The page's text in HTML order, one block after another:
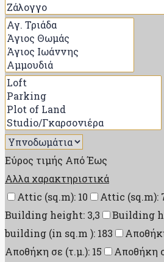
Εύρος τιμής ΑπόΈως
Αλλα χαρακτηριστικά
Attic (sq.m): 10
Attic (sq.m):
Building height: 3,3
Building
building (in sq.m ): 183
Αποθήκη σε (τ.μ.): 15
Αποθήκη